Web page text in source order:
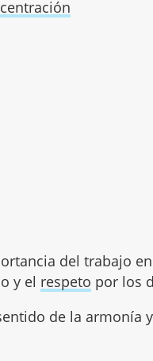
del trabajo
y el respeto por los
de la armonía